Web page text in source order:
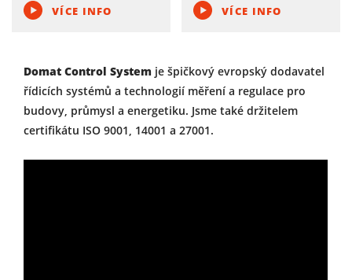
VÍCE INFO VÍCE INFO
Domat Control System je špičkový evropský dodavatel
řídicích systémů a technologií měření a regulace pro
budovy, průmysl a energetiku. Jsme také držitelem
certifikátu ISO 9001, 14001 a 27001.